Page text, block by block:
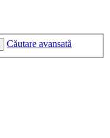
Căutare avansată